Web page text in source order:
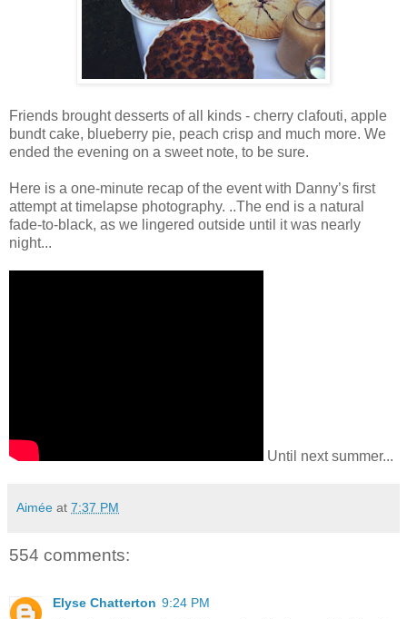
Friends brought desserts of all kinds - cherry clafouti, apple
bundt cake, blueberry pie, peach crisp and much more. We
ended the evening on a sweet note, to be sure.
Here is a one-minute recap of the event with Danny’s first
attempt at timelapse photography. ..The end is a natural
fade-to-black, as we lingered outside until it was nearly
night...
Until next summer...
Aimée at 7:37 PM
554 comments:
Elyse Chatterton 9:24 PM